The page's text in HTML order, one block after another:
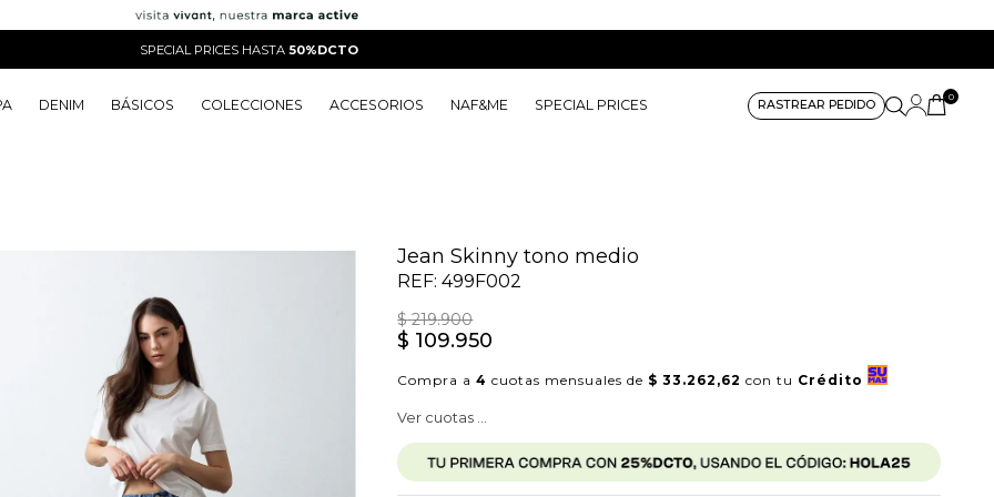
SPECIAL PRICES HASTA 50%DCTO
DENIM BÁSICOS COLECCIONES ACCESORIOS NAF&ME SPECIAL PRICES RASTREAR PEDIDO
0
Jean Skinny tono medio
REF:499F002
$ 219.900
$ 109.950
Compra a4 cuotas mensuales de $ 33.262,62 con tu Crédito
Ver cuotas ...